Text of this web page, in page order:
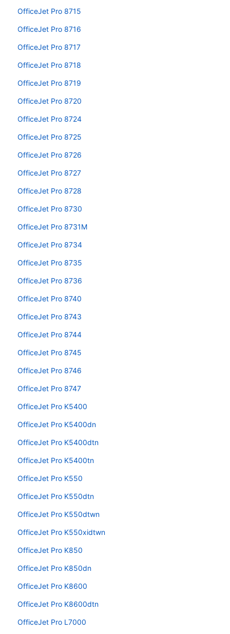
OfficeJet Pro 8715
OfficeJet Pro 8716
OfficeJet Pro 8717
OfficeJet Pro 8718
OfficeJet Pro 8719
OfficeJet Pro 8720
OfficeJet Pro 8724
OfficeJet Pro 8725
OfficeJet Pro 8726
OfficeJet Pro 8727
OfficeJet Pro 8728
OfficeJet Pro 8730
OfficeJet Pro 8731M
OfficeJet Pro 8734
OfficeJet Pro 8735
OfficeJet Pro 8736
OfficeJet Pro 8740
OfficeJet Pro 8743
OfficeJet Pro 8744
OfficeJet Pro 8745
OfficeJet Pro 8746
OfficeJet Pro 8747
OfficeJet Pro K5400
OfficeJet Pro K5400dn
OfficeJet Pro K5400dtn
OfficeJet Pro K5400tn
OfficeJet Pro K550
OfficeJet Pro K550dtn
OfficeJet Pro K550dtwn
OfficeJet Pro K550xidtwn
OfficeJet Pro K850
OfficeJet Pro K850dn
OfficeJet Pro K8600
OfficeJet Pro K8600dtn
OfficeJet Pro L7000